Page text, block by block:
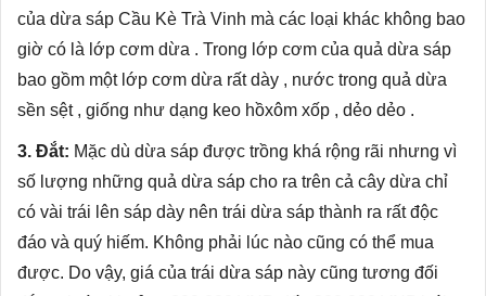
của dừa sáp Cầu Kè Trà Vinh mà các loại khác không bao
giờ có là lớp cơm dừa . Trong lớp cơm của quả dừa sáp
bao gồm một lớp cơm dừa rất dày , nước trong quả dừa
sền sệt , giống như dạng keo hồxôm xốp , dẻo dẻo .
3. Đắt: Mặc dù dừa sáp được trồng khá rộng rãi nhưng vì
số lượng những quả dừa sáp cho ra trên cả cây dừa chỉ
có vài trái lên sáp dày nên trái dừa sáp thành ra rất độc
đáo và quý hiếm. Không phải lúc nào cũng có thể mua
được. Do vậy, giá của trái dừa sáp này cũng tương đối